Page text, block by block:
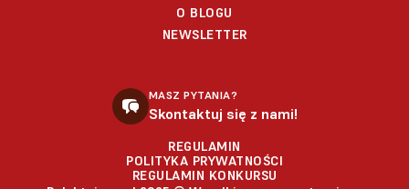
O BLOGU
NEWSLETTER
MASZ PYTANIA?
Skontaktuj się z nami!
REGULAMIN
POLITYKA PRYWATNOŚCI
REGULAMIN KONKURSU